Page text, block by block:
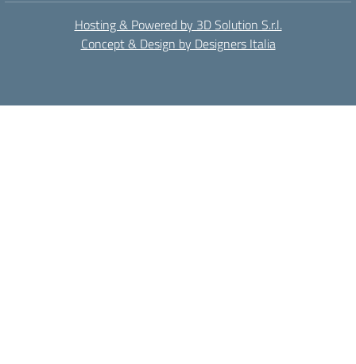
Hosting & Powered by 3D Solution S.r.l.
Concept & Design by Designers Italia